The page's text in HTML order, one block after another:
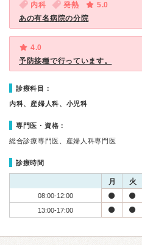
内科 発熱
5.0
あの有名病院の分院
4.0
予防接種で行っています。
診療科目：
内科、産婦人科、小児科
専門医・資格：
総合診療専門医、産婦人科専門医
診療時間
月 火
08:00-12:00
13:00-17:00